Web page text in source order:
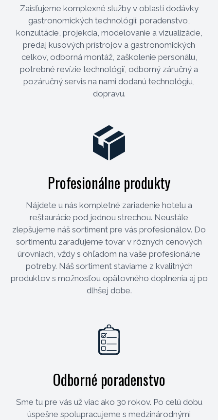
Zaisťujeme komplexné služby v oblasti dodávky
gastronomických technológií: poradenstvo,
konzultácie, projekcia, modelovanie a vizualizácie,
predaj kusových prístrojov a gastronomických
celkov, odborná montáž, zaškolenie personálu,
potrebné revízie technológií, odborný záručný a
pozáručný servis na nami dodanú technológiu,
dopravu.
Profesionálne produkty
Nájdete u nás kompletné zariadenie hotelu a
reštaurácie pod jednou strechou. Neustále
zlepšujeme náš sortiment pre vás profesionálov. Do
sortimentu zaraďujeme tovar v rôznych cenových
úrovniach, vždy s ohľadom na vaše profesionálne
potreby. Náš sortiment staviame z kvalitných
produktov s možnosťou opätovného doplnenia aj po
dlhšej dobe.
Odborné poradenstvo
Sme tu pre vás už viac ako 30 rokov. Po celú dobu
úspešne spolupracujeme s medzinárodnými